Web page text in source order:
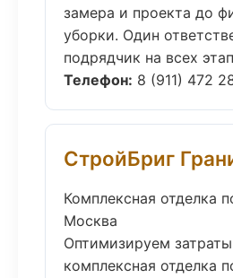
замера и проекта до
уборки. Один
подрядчик на всех
Телефон: 8 (911) 472
СтройБриг
Комплексная отделка
Москва
Оптимизируем
комплексная отделка